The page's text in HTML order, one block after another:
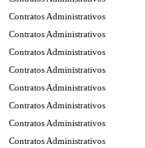
Contratos Administrativos
Contratos Administrativos
Contratos Administrativos
Contratos Administrativos
Contratos Administrativos
Contratos Administrativos
Contratos Administrativos
Contratos Administrativos